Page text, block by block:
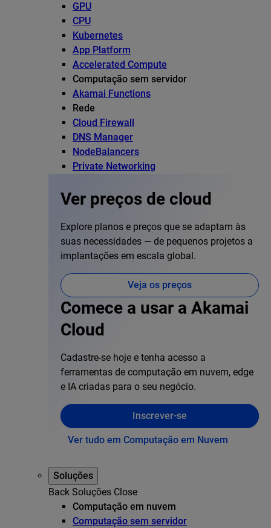
GPU
CPU
Kubernetes
App Platform
Accelerated Compute
Computação sem servidor
Akamai Functions
Rede
Cloud Firewall
DNS Manager
NodeBalancers
Private Networking
Ver preços de cloud
Explore planos e preços que se adaptam às
suas necessidades — de pequenos projetos a
implantações em escala global.
Veja os preços
Comece a usar a Akamai
Cloud
Cadastre-se hoje e tenha acesso a
ferramentas de computação em nuvem, edge
e IA criadas para o seu negócio.
Inscrever-se
Ver tudo em Computação em Nuvem
Soluções
Back Soluções Close
Computação em nuvem
Computação sem servidor